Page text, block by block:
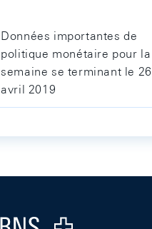
Données importantes de
politique monétaire pour la
semaine se terminant le 26
avril 2019